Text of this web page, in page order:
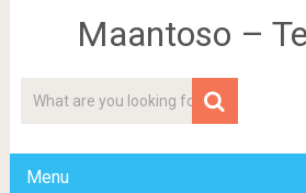
Maantoso –
Menu